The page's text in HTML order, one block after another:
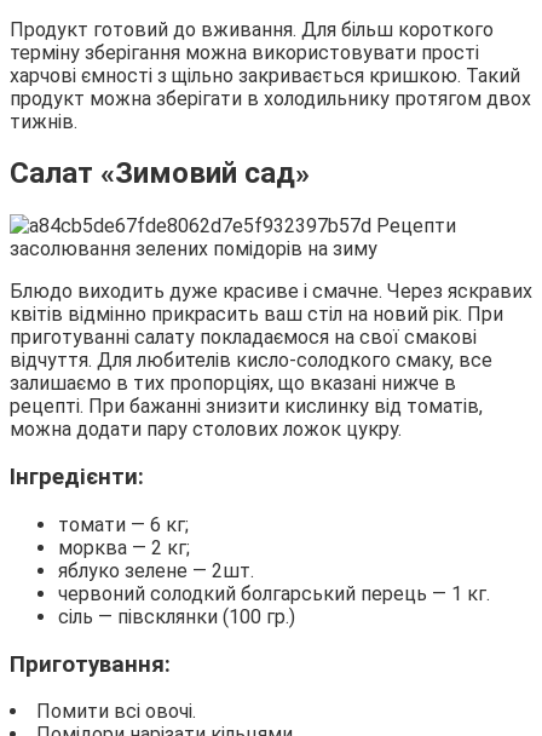
Продукт готовий до вживання. Для більш короткого
терміну зберігання можна використовувати прості
харчові ємності з щільно закривається кришкою. Такий
продукт можна зберігати в холодильнику протягом двох
тижнів.
Салат «Зимовий сад»
Блюдо виходить дуже красиве і смачне. Через яскравих
квітів відмінно прикрасить ваш стіл на новий рік. При
приготуванні салату покладаємося на свої смакові
відчуття. Для любителів кисло-солодкого смаку, все
залишаємо в тих пропорціях, що вказані нижче в
рецепті. При бажанні знизити кислинку від томатів,
можна додати пару столових ложок цукру.
Інгредієнти:
томати — 6 кг;
морква — 2 кг;
яблуко зелене — 2шт.
червоний солодкий болгарський перець — 1 кг.
сіль — півсклянки (100 гр.)
Приготування:
Помити всі овочі.